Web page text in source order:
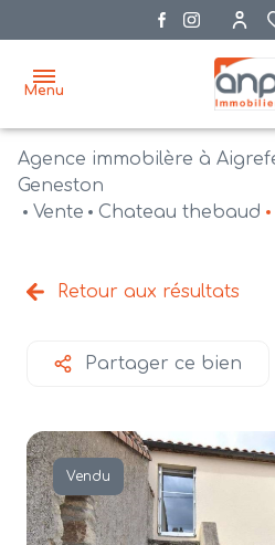
Menu
accueil
vente
agences
estimation
alerte
e-
Agence immobilère à Aigrefeuille-Sur-Maine et
Geneston
Vente
Chateau thebaud
Retour aux résultats
Partager ce bien
Vendu